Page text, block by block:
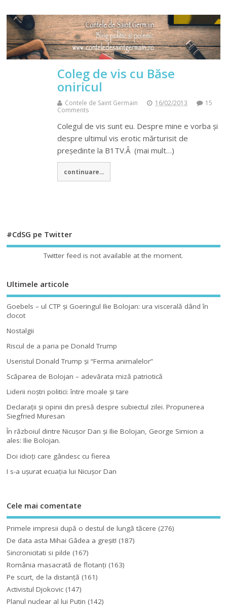
Coleg de vis cu Băse
oniricul
Contele de Saint Germain 16/02/2013
15
Comments
Colegul de vis sunt eu. Despre mine e vorba și
despre ultimul vis erotic mărturisit de
președinte la B1TV.Â (mai mult…)
continuare...
#CdSG pe Twitter
Twitter feed is not available at the moment.
Ultimele articole
Goebels – ul CTP şi Goeringul Ilie Bolojan: ura viscerală dând în
clocot
Nostalgii
Riscul de a paria pe Donald Trump
Useristul Donald Trump şi “Ferma animalelor”
Scăparea de Bolojan – adevărata miză patriotică
Liderii noştri politici: între moale şi tare
Declaraţii şi opinii din presă despre subiectul zilei. Propunerea
Siegfried Muresan
În războiul dintre Nicuşor Dan şi Ilie Bolojan, George Simion a
ales: Ilie Bolojan.
Doi idioţi care gândesc cu fierea
I s-a uşurat ecuaţia lui Nicuşor Dan
Cele mai comentate
Primele impresii după o destul de lungă tăcere (276)
De data asta Mihai Gâdea a greşit! (187)
Sincronicitati si pilde (167)
România masacrată de flotanţi (163)
Pe scurt, de la distanță (161)
Activistul Djokovic (147)
Planul nuclear al lui Putin (142)